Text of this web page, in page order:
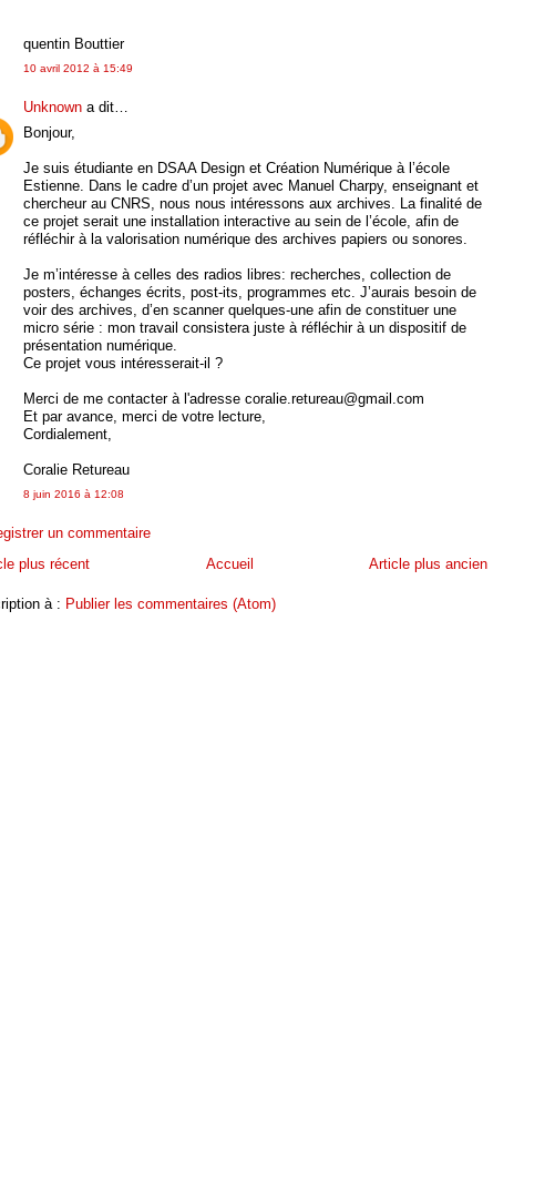
quentin Bouttier
10 avril 2012 à 15:49
Unknown a dit…
Bonjour,
Je suis étudiante en DSAA Design et Création Numérique à l’école
Estienne. Dans le cadre d’un projet avec Manuel Charpy, enseignant et
chercheur au CNRS, nous nous intéressons aux archives. La finalité de
ce projet serait une installation interactive au sein de l’école, afin de
réfléchir à la valorisation numérique des archives papiers ou sonores.
Je m’intéresse à celles des radios libres: recherches, collection de
posters, échanges écrits, post-its, programmes etc. J’aurais besoin de
voir des archives, d’en scanner quelques-une afin de constituer une
micro série : mon travail consistera juste à réfléchir à un dispositif de
présentation numérique.
Ce projet vous intéresserait-il ?
Merci de me contacter à l'adresse coralie.retureau@gmail.com
Et par avance, merci de votre lecture,
Cordialement,
Coralie Retureau
8 juin 2016 à 12:08
un commentaire
plus récent
Article plus ancien
Accueil
à : Publier les commentaires (Atom)